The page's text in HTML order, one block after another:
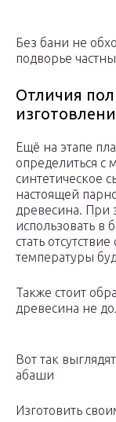
Без бани не
подворье
Отличия
Ещё на этапе
определиться с
синтетическое
настоящей
древесина. При
использовать в
стать
температуры
Также стоит
древесина не
Вот так
абаши
Изготовить